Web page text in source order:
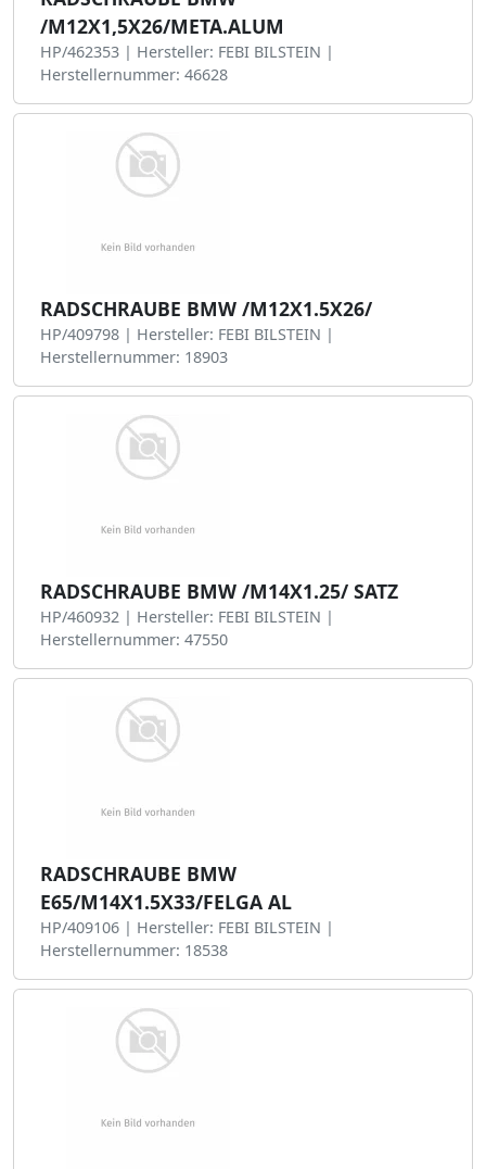
/M12X1,5X26/META.ALUM
HP/462353 | Hersteller: FEBI BILSTEIN |
Herstellernummer: 46628
RADSCHRAUBE BMW /M12X1.5X26/
HP/409798 | Hersteller: FEBI BILSTEIN |
Herstellernummer: 18903
RADSCHRAUBE BMW /M14X1.25/ SATZ
HP/460932 | Hersteller: FEBI BILSTEIN |
Herstellernummer: 47550
RADSCHRAUBE BMW
E65/M14X1.5X33/FELGA AL
HP/409106 | Hersteller: FEBI BILSTEIN |
Herstellernummer: 18538